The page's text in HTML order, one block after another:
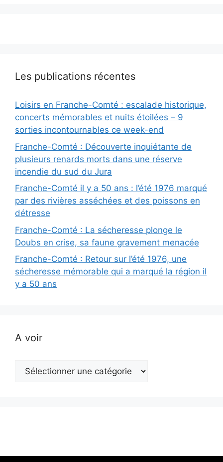
Les publications récentes
Loisirs en Franche-Comté : escalade historique,
concerts mémorables et nuits étoilées – 9
sorties incontournables ce week-end
Franche-Comté : Découverte inquiétante de
plusieurs renards morts dans une réserve
incendie du sud du Jura
Franche-Comté il y a 50 ans : l’été 1976 marqué
par des rivières asséchées et des poissons en
détresse
Franche-Comté : La sécheresse plonge le
Doubs en crise, sa faune gravement menacée
Franche-Comté : Retour sur l’été 1976, une
sécheresse mémorable qui a marqué la région il
y a 50 ans
A voir